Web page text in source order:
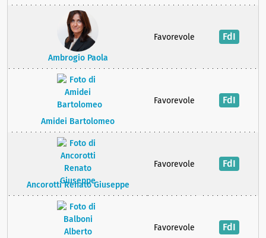
Ambrogio Paola
Favorevole FdI
Amidei Bartolomeo
Favorevole FdI
Ancorotti Renato Giuseppe
Favorevole FdI
Favorevole FdI